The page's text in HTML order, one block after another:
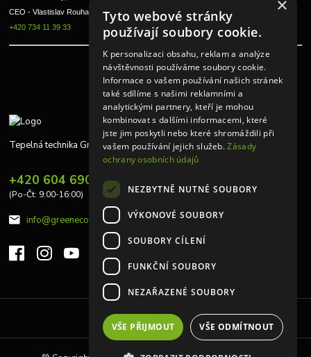
CEO - Vlastislav Rouha ml.
+420 734 11 39 33
Tepelná technika Greeneco
+420 604 690 848
(Po-Čt: 9:00-16:00)
info@greeneco.cz
Upravit sběr cookies.
×
Tyto webové stránky
používají soubory cookie.
K personalizaci obsahu, reklam a analýze
návštěvnosti používáme soubory cookie.
Informace o vašem používání našich stránek
také sdílíme s našimi reklamními a
analytickými partnery, kteří je mohou
kombinovat s dalšími informacemi, které
jste jim poskytli nebo které shromáždili při
vašem používání jejich služeb.Zásady
ochrany osobních údajů
NEZBYTNĚ NUTNÉ SOUBORY
VÝKONOVÉ SOUBORY
SOUBORY CÍLENÍ
FUNKČNÍ SOUBORY
NEZAŘAZENÉ SOUBORY
VŠE PŘIJMOUT VŠE ODMÍTNOUT